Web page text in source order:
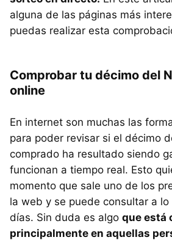
alguna de las páginas más
puedas realizar esta
Comprobar tu décimo del
online
En internet son muchas las
para poder revisar si el décimo
comprado ha resultado siendo
funcionan a tiempo real. Esto
momento que sale uno de los
la web y se puede consultar a
días. Sin duda es algo que está
principalmente en aquellas